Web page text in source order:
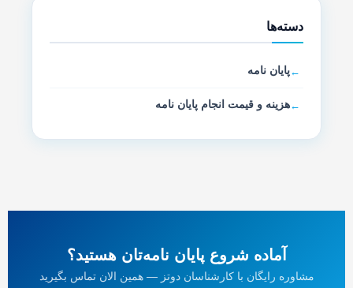
دسته‌ها
پایان نامه
هزینه و قیمت انجام پایان نامه
آماده شروع پایان نامه‌تان هستید؟
مشاوره رایگان با کارشناسان دوتز — همین الان تماس بگیرید